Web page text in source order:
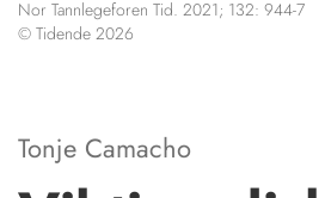
KJØP & SALG
Nor Tannlegeforen Tid. 2021; 132: 944-7
© Tidende 2026
Tonje Camacho